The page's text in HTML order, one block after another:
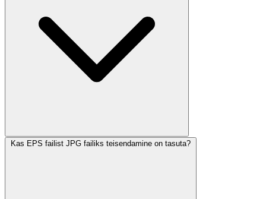
Kas EPS failist JPG failiks teisendamine on tasuta?